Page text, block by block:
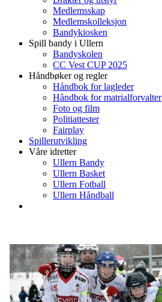
Medlemsskap
Medlemskolleksjon
Bandykiosken
Spill bandy i Ullern
Bandyskolen
CC Vest CUP 2025
Håndbøker og regler
Håndbok for lagleder
Håndbok for matrialforvalter
Foto og film
Politiattester
Fairplay
Spillerutvikling
Våre idretter
Ullern Bandy
Ullern Basket
Ullern Fotball
Ullern Håndball